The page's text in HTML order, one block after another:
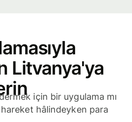
Litvanya'ya
için bir uygulama mı
hareket hâlindeyken para